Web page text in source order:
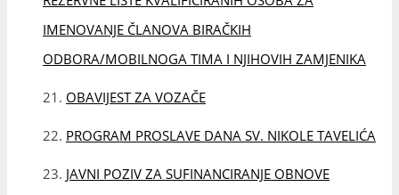
TOMISLAVGRAD
IMENOVANJE ČLANOVA BIRAČKIH
ODBORA/MOBILNOGA TIMA I NJIHOVIH ZAMJENIKA
POTPISAN UGOVOR O RADOVIMA NA SANACIJI